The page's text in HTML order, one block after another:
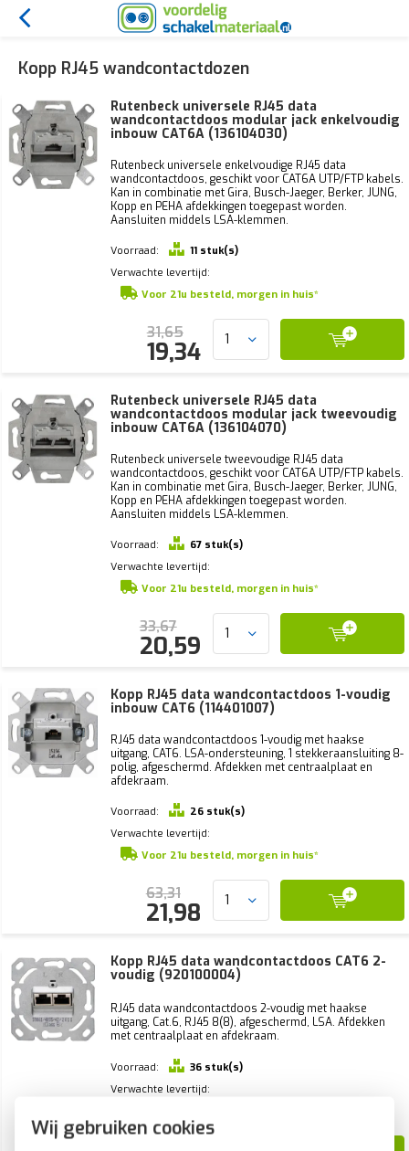
Wij gebruiken cookies
Kopp RJ45 wandcontactdozen
Rutenbeck universele RJ45 data
wandcontactdoos modular jack enkelvoudig
inbouw CAT6A (136104030)
Rutenbeck universele enkelvoudige RJ45 data
wandcontactdoos, geschikt voor CAT6A UTP/FTP kabels.
Kan in combinatie met Gira, Busch-Jaeger, Berker, JUNG,
Kopp en PEHA afdekkingen toegepast worden.
Aansluiten middels LSA-klemmen.
Voorraad:
11 stuk(s)
Verwachte levertijd:
Voor 21u besteld, morgen in huis*
31,65
19,34
Rutenbeck universele RJ45 data
wandcontactdoos modular jack tweevoudig
inbouw CAT6A (136104070)
Rutenbeck universele tweevoudige RJ45 data
wandcontactdoos, geschikt voor CAT6A UTP/FTP kabels.
Kan in combinatie met Gira, Busch-Jaeger, Berker, JUNG,
Kopp en PEHA afdekkingen toegepast worden.
Aansluiten middels LSA-klemmen.
Voorraad:
67 stuk(s)
Verwachte levertijd:
Voor 21u besteld, morgen in huis*
33,67
20,59
Kopp RJ45 data wandcontactdoos 1-voudig
inbouw CAT6 (114401007)
RJ45 data wandcontactdoos 1-voudig met haakse
uitgang, CAT6. LSA-ondersteuning, 1 stekkeraansluiting 8-
polig, afgeschermd. Afdekken met centraalplaat en
afdekraam.
Voorraad:
26 stuk(s)
Verwachte levertijd:
Voor 21u besteld, morgen in huis*
63,31
21,98
Kopp RJ45 data wandcontactdoos CAT6 2-
voudig (920100004)
RJ45 data wandcontactdoos 2-voudig met haakse
uitgang, Cat.6, RJ45 8(8), afgeschermd, LSA. Afdekken
met centraalplaat en afdekraam.
Voorraad:
36 stuk(s)
Verwachte levertijd: